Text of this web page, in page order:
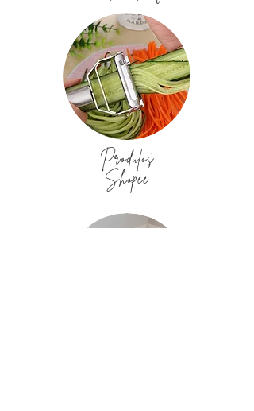
Produtos
Shopee